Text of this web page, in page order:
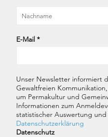
E-Mail *
Unser Newsletter informiert
Gewaltfreien
um Permakultur und
Informationen zum
statistischer Auswertung
Datenschutzerklärung
Datenschutz